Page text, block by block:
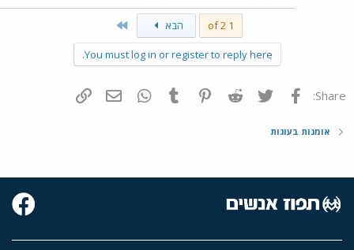
1 of 2 הבא
You must log in or register to reply here.
Share: פייסבוק Twitter
Reddit
Pinterest
Tumblr
WhatsAppדואר אלקטרוני
אומנות בעוגות